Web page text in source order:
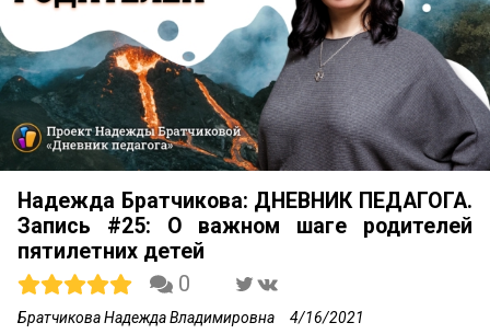
Надежда Братчикова: ДНЕВНИК ПЕДАГОГА.
Запись #25: О важном шаге родителей
пятилетних детей
0
Братчикова Надежда Владимировна 4/16/2021